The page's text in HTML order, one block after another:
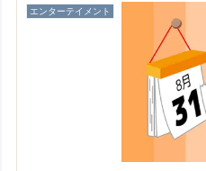
エンターテイメント